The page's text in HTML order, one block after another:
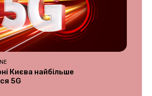
Києва найбільше
5G